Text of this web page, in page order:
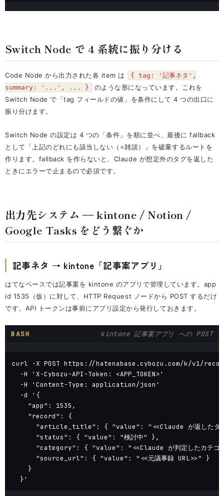
Switch Node で 4 系統に振り分ける
Code Node から出力された各 item は
{ tag: '記事ネタ',
summary: '...', ... }
のような形になっています。これを
Switch Node で「tag フィールドの値」を条件にして 4 つの出口に
振り分けます。
Switch Node の設定は 4 つの「条件」を順に並べ、最後に fallback
として「上記のどれにも該当しない（=雑談）」を破棄するルートを
作ります。fallback を作らないと、Claude が想定外のタグを返した
ときにエラーで止まるので必須です。
出力先システム — kintone / Notion /
Google Tasks をどう繋ぐか
記事ネタ → kintone「記事案アプリ」
はてなベースでは記事案を kintone のアプリで管理しています。app
id 1535（仮）に対して、HTTP Request ノードから POST するだけ
です。API トークンは事前にアプリ設定から発行しておきます。
BASH kintone 記事案アプリ への POST
curl -X POST https://hatenabase.cybozu.com/k/v1/
  -H 'X-Cybozu-API-Token: <APP_TOKEN>'
  -H 'Content-Type: application/json'
  -d '{
    "app": 1535,
    "record": {
"article_title": { "value": "<<Claude が返したタ
      "status": { "value": "検討中" },
"category": { "value": "<<Claude が判定したカテゴ
      "source_url": { "value": "<<元議事録 URL>>" }
    }
  }'